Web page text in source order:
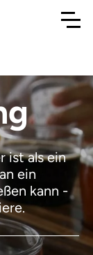
ist als ein
ein
kann -